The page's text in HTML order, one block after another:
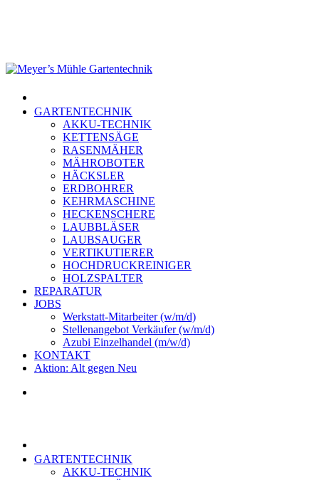
GARTENTECHNIK
AKKU-TECHNIK
KETTENSÄGE
RASENMÄHER
MÄHROBOTER
HÄCKSLER
ERDBOHRER
KEHRMASCHINE
HECKENSCHERE
LAUBBLÄSER
LAUBSAUGER
VERTIKUTIERER
HOCHDRUCKREINIGER
HOLZSPALTER
REPARATUR
JOBS
Werkstatt-Mitarbeiter (w/m/d)
Stellenangebot Verkäufer (w/m/d)
Azubi Einzelhandel (m/w/d)
KONTAKT
Aktion: Alt gegen Neu
GARTENTECHNIK
AKKU-TECHNIK